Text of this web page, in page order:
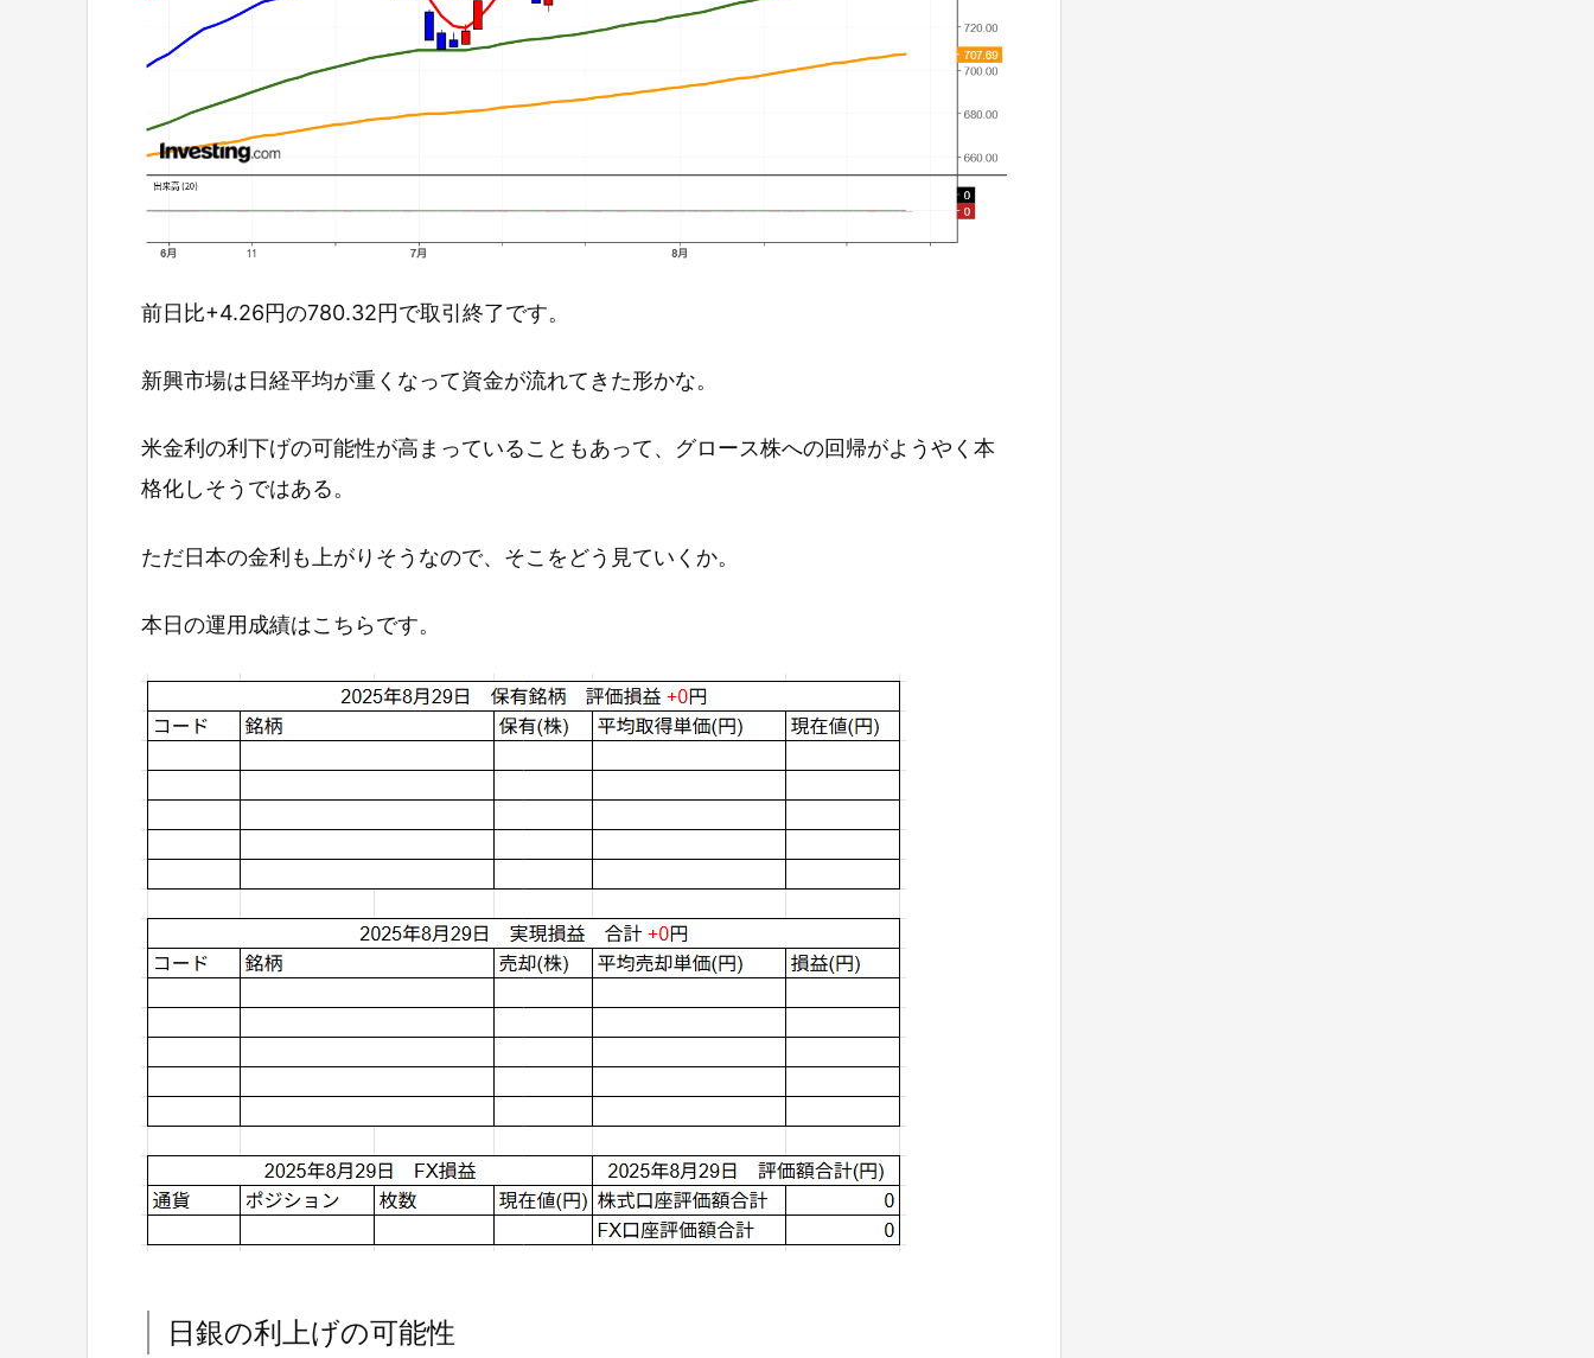
前日比+4.26円の780.32円で取引終了です。
新興市場は日経平均が重くなって資金が流れてきた形かな。
米金利の利下げの可能性が高まっていることもあって、グロース株への回帰がようやく本
格化しそうではある。
ただ日本の金利も上がりそうなので、そこをどう見ていくか。
本日の運用成績はこちらです。
日銀の利上げの可能性